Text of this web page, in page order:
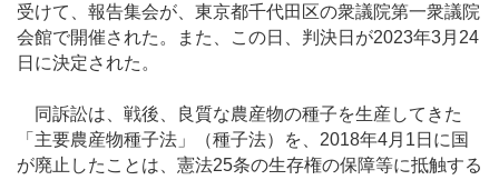
受けて、報告集会が、東京都千代田区の衆議院第一衆議院
会館で開催された。また、この日、判決日が2023年3月24
日に決定された。
同訴訟は、戦後、良質な農産物の種子を生産してきた
「主要農産物種子法」（種子法）を、2018年4月1日に国
が廃止したことは、憲法25条の生存権の保障等に抵触する